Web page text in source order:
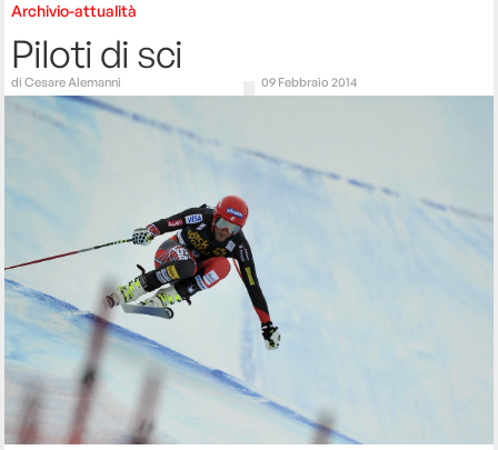
Archivio-attualità
Piloti di sci
diCesare Alemanni 09 Febbraio 2014